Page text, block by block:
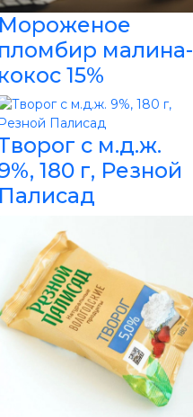
малина-
15%
с м.д.ж.
180 г, Резной